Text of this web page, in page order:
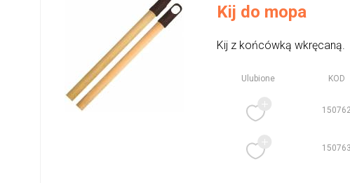
Kij do mopa
Kij z końcówką wkręcaną.
Ulubione KOD
150763